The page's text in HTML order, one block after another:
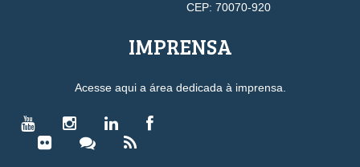
CEP: 70070-920
IMPRENSA
Acesse aqui a área dedicada à imprensa.